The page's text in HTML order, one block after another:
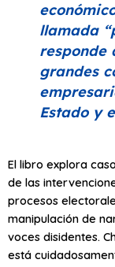
llamada
responde
grandes
Estado y
El libro explora
de las
procesos
manipulación de
voces disidentes.
está